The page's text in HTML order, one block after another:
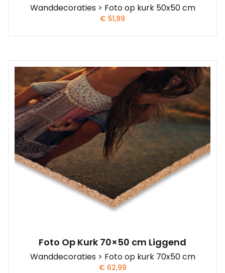
Wanddecoraties > Foto op kurk 50x50 cm
€ 51,99
Foto Op Kurk 70×50 cm Liggend
Wanddecoraties > Foto op kurk 70x50 cm
€62,99